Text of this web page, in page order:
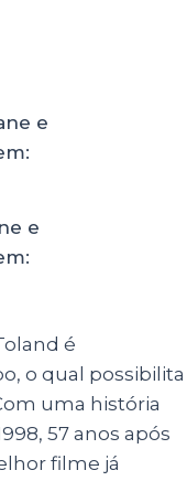
e
é
o qual possibilita
uma história
57 anos após
filme já